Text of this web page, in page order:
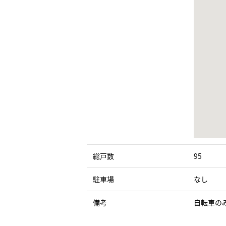
総戸数 95
駐車場 なし
備考 自転車の